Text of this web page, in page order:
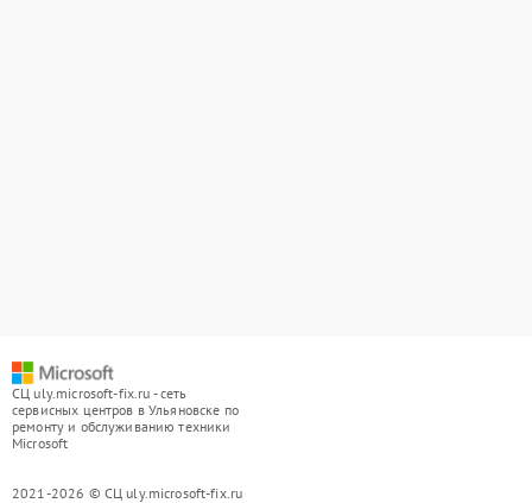
СЦ uly.microsoft-fix.ru - сеть
сервисных центров в Ульяновске по
ремонту и обслуживанию техники
Microsoft
2021-2026 © СЦ uly.microsoft-fix.ru